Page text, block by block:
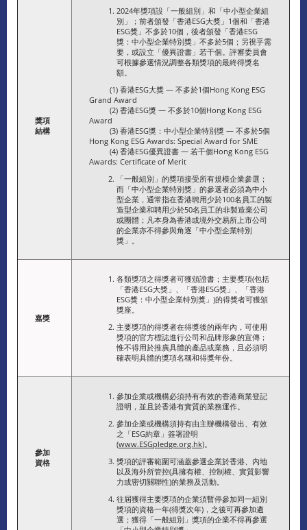
獎項
結構
2024年獎項設「一般組別」和「中小型企業組
別」；前者頒發「香港ESG大獎」1個和「香港
ESG獎」不多於10個，後者頒發「香港ESG
獎：中小型企業特別獎」不多於5個；另視乎需
要，或設立「優異證書」若干個。評審委員會
可根據參選情況調整各類獎項的最終得獎名
額。
(1) 香港ESG大獎 — 不多於1個Hong Kong ESG
Grand Award
(2) 香港ESG獎 — 不多於10個Hong Kong ESG
Award
(3) 香港ESG獎：中小型企業特別獎 — 不多於5個
Hong Kong ESG Awards: Special Award for SME
(4) 香港ESG優異證書 — 若干個Hong Kong ESG
Awards: Certificate of Merit
「一般組別」的獎項接受所有規模企業參選；
而「中小型企業特別獎」的參選者必須為中小
型企業，通常指在香港聘用少於100名員工的製
造型企業和聘用少於50名員工的非製造業公司
或團體；凡本身為香港或境外交易所上市公司
的企業亦不得參與角逐「中小型企業特別
獎」。
嘉獎
各類獎項之得獎者可獲頒證書；主要獎項(包括
「香港ESG大獎」、「香港ESG獎」、「香港
ESG獎：中小型企業特別獎」)的得獎者可獲頒
獎座。
主要獎項的得獎者在得獎後的兩年內，可使用
獎項的官方標誌進行公司和品牌形象的宣傳；
惟不得用於推廣具體的產品或業務，且必須明
確表明具體的獎項名稱和得獎年份。
參加
資格
參加企業或機構必須持有有效的香港商業登記
證明，並且於香港有實質的業務運作。
參加企業或機構須持有由主辦機構發出、有效
之「ESG約章」簽署證明
(www.ESGpledge.org.hk)。
獎項的評審範圍可涵蓋參選企業於香港、內地
以及海外所管控(具擁有權、控制權、實質影響
力或密切關聯性)的業務及活動。
往屆獲得主要獎項的企業須暫停參加同一組別
獎項的資格一年(得獎次年)，之後可再參加遴
選；獲得「一般組別」獎項的企業不得再參選